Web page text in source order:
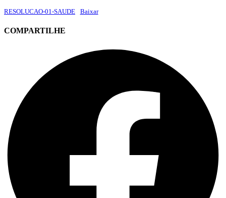
RESOLUCAO-01-SAUDE Baixar
COMPARTILHE